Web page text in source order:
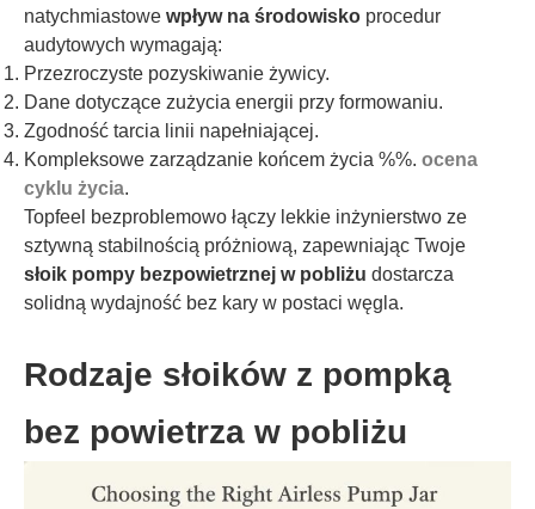
natychmiastowe wpływ na środowisko procedur
audytowych wymagają:
Przezroczyste pozyskiwanie żywicy.
Dane dotyczące zużycia energii przy formowaniu.
Zgodność tarcia linii napełniającej.
Kompleksowe zarządzanie końcem życia %%. ocena
cyklu życia.
Topfeel bezproblemowo łączy lekkie inżynierstwo ze
sztywną stabilnością próżniową, zapewniając Twoje
słoik pompy bezpowietrznej w pobliżu dostarcza
solidną wydajność bez kary w postaci węgla.
Rodzaje słoików z pompką
bez powietrza w pobliżu